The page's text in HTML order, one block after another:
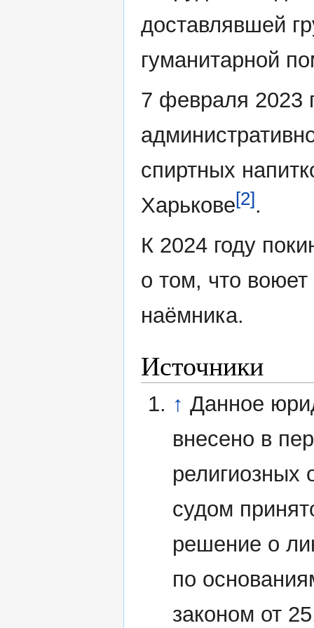
доставлявшей
гуманитарной
7 февраля 2023
спиртных
Харькове[2].
К 2024 году
о том, что
наёмника.
Источники
↑ Данное
внесено в
религиозных
судом
решение о
по
законом от